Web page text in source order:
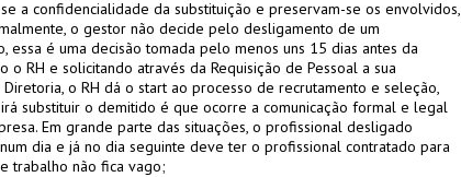
a confidencialidade da substituição e preservam-se os envolvidos,
o gestor não decide pelo desligamento de um
essa é uma decisão tomada pelo menos uns 15 dias antes da
o RH e solicitando através da Requisição de Pessoal a sua
o RH dá o start ao processo de recrutamento e seleção,
substituir o demitido é que ocorre a comunicação formal e legal
Em grande parte das situações, o profissional desligado
dia e já no dia seguinte deve ter o profissional contratado para
trabalho não fica vago;